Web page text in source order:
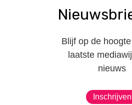
Blijf op de
laatste
nieuws
Inschrijven